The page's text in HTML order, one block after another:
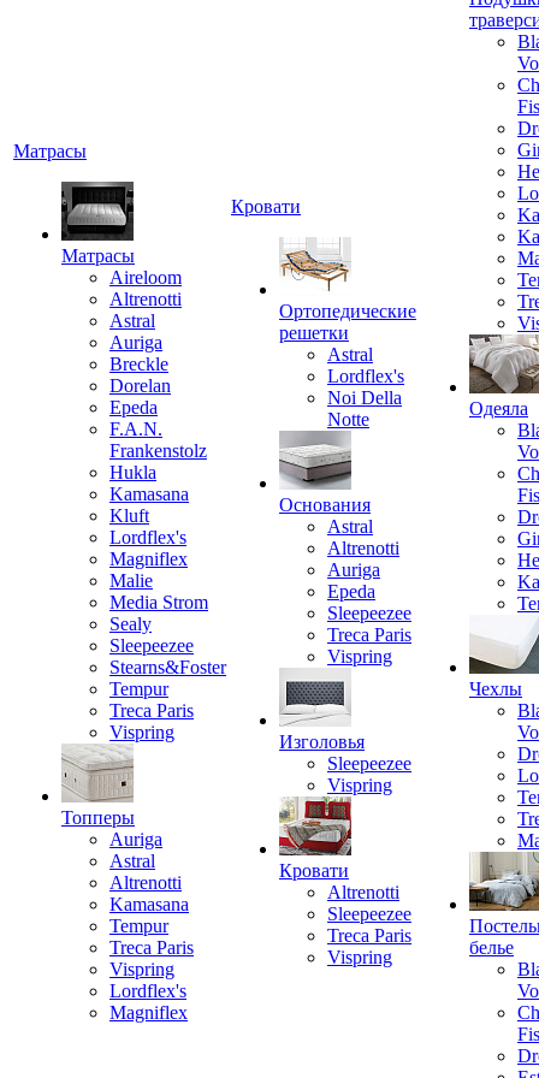
Матрасы
Матрасы
Aireloom
Altrenotti
Astral
Auriga
Breckle
Dorelan
Epeda
F.A.N.
Frankenstolz
Hukla
Kamasana
Kluft
Lordflex's
Magniflex
Malie
Media Strom
Sealy
Sleepeezee
Stearns&Foster
Tempur
Treca Paris
Vispring
Топперы
Auriga
Astral
Altrenotti
Kamasana
Tempur
Treca Paris
Vispring
Lordflex's
Magniflex
Кровати
Ортопедические
решетки
Astral
Lordflex's
Noi Della
Notte
Основания
Astral
Altrenotti
Auriga
Epeda
Sleepeezee
Treca Paris
Vispring
Изголовья
Sleepeezee
Vispring
Кровати
Altrenotti
Sleepeezee
Treca Paris
Vispring
Одеяла
Чехлы
белье